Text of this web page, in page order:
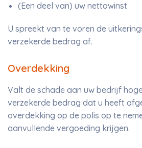
(Een deel van) uw nettowinst
U spreekt van te voren de
verzekerde bedrag af.
Overdekking
Valt de schade aan uw bedrijf
verzekerde bedrag dat u heeft
overdekking op de polis op te
aanvullende vergoeding krijgen.